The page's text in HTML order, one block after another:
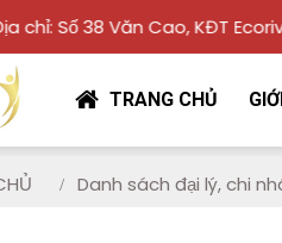
Số 38 Văn Cao, KĐT
TRANG CHỦ
Danh sách đại lý, chi